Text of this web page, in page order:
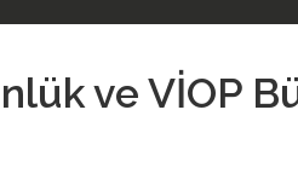
ve VİOP